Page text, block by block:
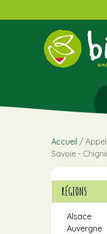
Accueil /
Savoie -
RÉGIONS
Alsace
Auvergne